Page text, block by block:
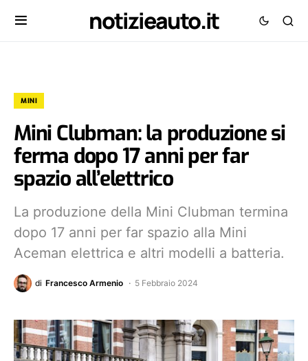
notizieauto.it
MINI
Mini Clubman: la produzione si
ferma dopo 17 anni per far
spazio all’elettrico
La produzione della Mini Clubman termina
dopo 17 anni per far spazio alla Mini
Aceman elettrica e altri modelli a batteria.
di Francesco Armenio 5 Febbraio 2024